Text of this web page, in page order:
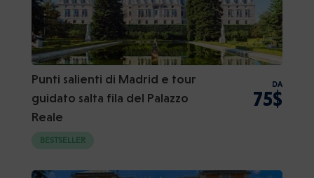
Punti salienti di Madrid e tour
guidato salta fila del Palazzo
Reale
DA
75$
BESTSELLER